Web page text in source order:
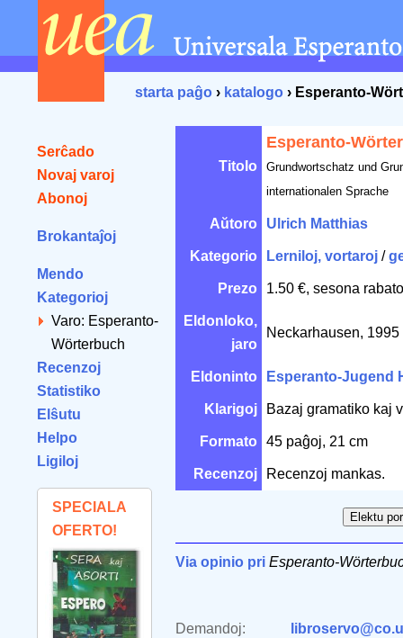
starta paĝo › katalogo › Esperanto-
Serĉado
Novaj varoj
Abonoj
Brokantaĵoj
Mendo
Kategorioj
Varo: Esperanto-
Wörterbuch
Recenzoj
Statistiko
Elŝutu
Helpo
Ligiloj
SPECIALA
OFERTO!
Titolo
Esperanto-
Grundwortschatz und
internationalen Sprache
Aŭtoro Ulrich Matthias
Kategorio Lerniloj, vortaroj /
Prezo 1.50 €, sesona
Eldonloko,
jaro
Neckarhausen, 1995
Eldoninto Esperanto-Jugend
Klarigoj Bazaj gramatiko kaj
Formato 45 paĝoj, 21 cm
Recenzoj Recenzoj mankas.
Via opinio pri Esperanto-
Demandoj: